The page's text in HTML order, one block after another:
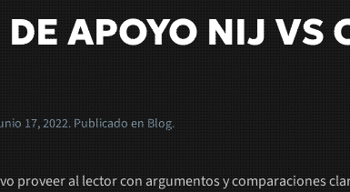
APOYO NIJ VS
17, 2022. Publicado en Blog.
proveer al lector con argumentos y comparaciones